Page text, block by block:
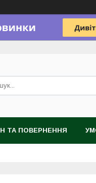
ТА ПОВЕРНЕННЯ